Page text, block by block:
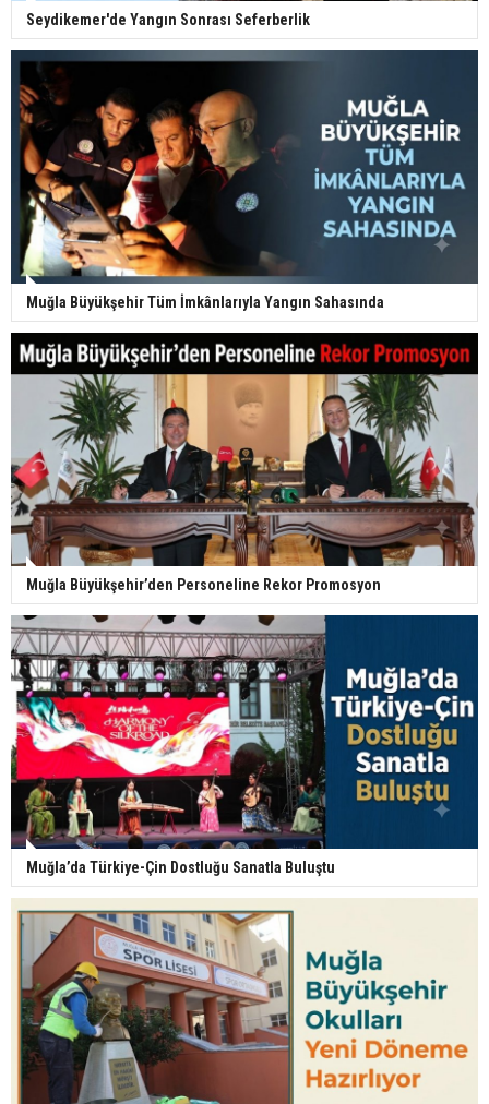
Seydikemer'de Yangın Sonrası Seferberlik
Muğla Büyükşehir Tüm İmkânlarıyla Yangın Sahasında
Muğla Büyükşehir’den Personeline Rekor Promosyon
Muğla’da Türkiye-Çin Dostluğu Sanatla Buluştu